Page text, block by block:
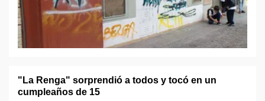
"La Renga" sorprendió a todos y tocó en un
cumpleaños de 15